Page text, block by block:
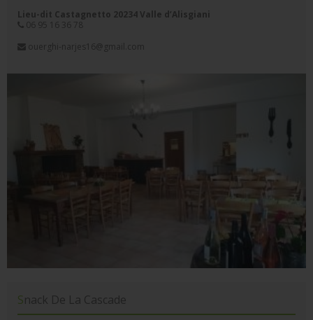
Lieu-dit Castagnetto 20234 Valle d’Alisgiani
06 95 16 36 78
ouerghi-narjes16@gmail.com
Snack De La Cascade